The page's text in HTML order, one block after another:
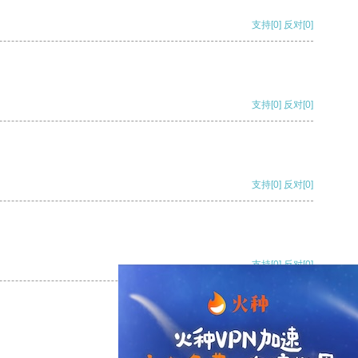
支持[0] 反对[0]
支持[0] 反对[0]
支持[0] 反对[0]
支持[0] 反对[0]
支持[0] 反对